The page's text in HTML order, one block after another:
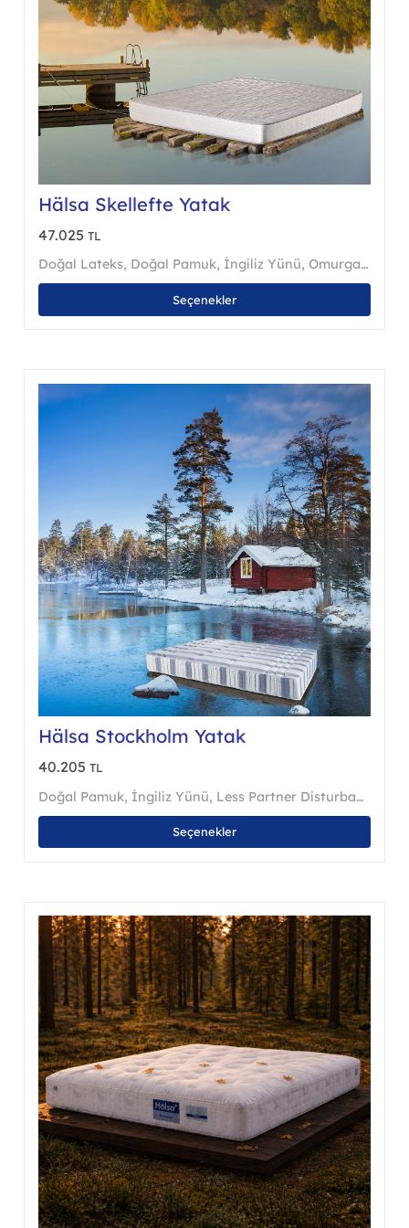
Destek Sistemi,Organik Pamuk & Yün
Hälsa Skellefte Yatak
47.025 TL
Doğal Lateks, Doğal Pamuk, İngiliz Yünü, Omurga Destek Sistemi
Seçenekler
Bu
ürünün
var.
ürün
Hälsa Stockholm Yatak
40.205 TL
Doğal Pamuk, İngiliz Yünü, Less Partner Disturbance
Seçenekler
Bu
ürünün
var.
ürün